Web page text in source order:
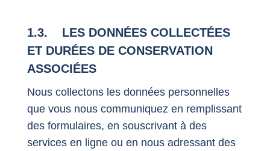
1.3. LES DONNÉES COLLECTÉES
ET DURÉES DE CONSERVATION
ASSOCIÉES
Nous collectons les données personnelles
que vous nous communiquez en remplissant
des formulaires, en souscrivant à des
services en ligne ou en nous adressant des